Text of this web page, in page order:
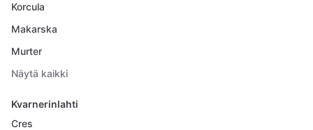
Korcula
Makarska
Murter
Näytä kaikki
Kvarnerinlahti
Cres